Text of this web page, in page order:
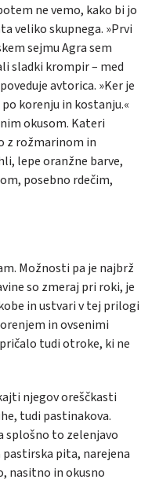
ne vemo, kako bi jo
veliko skupnega. »Prvi
sejmu Agra sem
sladki krompir – med
avtorica. »Ker je
korenju in kostanju.«
okusom. Kateri
z rožmarinom in
lepe oranžne barve,
posebno rdečim,
Možnosti pa je najbrž
so zmeraj pri roki, je
in ustvari v tej prilogi
in ovsenimi
tudi otroke, ki ne
njegov oreščkasti
tudi pastinakova.
splošno to zelenjavo
pita, narejena
nasitno in okusno